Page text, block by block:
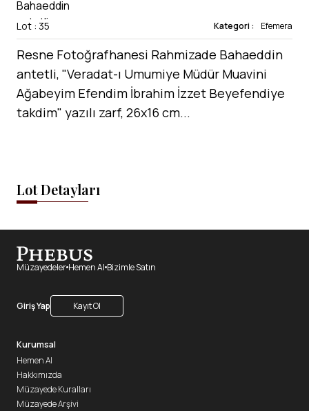
Lot : 35 Kategori : Efemera
Resne Fotoğrafhanesi Rahmizade Bahaeddin
antetli, "Veradat-ı Umumiye Müdür Muavini
Ağabeyim Efendim İbrahim İzzet Beyefendiye
takdim" yazılı zarf, 26x16 cm...
Lot Detayları
Müzayedeler Hemen Al Bizimle Satın
Giriş Yap Kayıt Ol
Kurumsal
Hemen Al
Hakkımızda
Müzayede Kuralları
Müzayede Arşivi